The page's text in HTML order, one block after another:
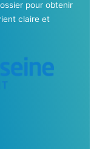
pour obtenir
claire et